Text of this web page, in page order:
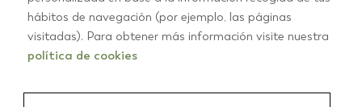
ALASKA 7,5X30
MORADO MATE
ALASKA 7,5X30
MORADO
CEM09
hábitos de navegación (por ejemplo, las páginas
visitadas). Para obtener más información visite nuestra
política de cookies